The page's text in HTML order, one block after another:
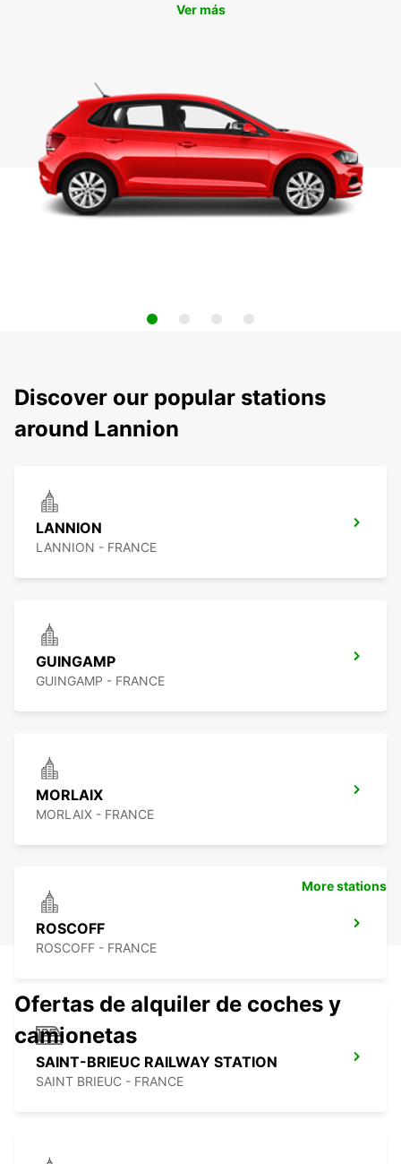
Ver más
Discover our popular stations
around Lannion
LANNION
LANNION - FRANCE
GUINGAMP
GUINGAMP - FRANCE
MORLAIX
MORLAIX - FRANCE
ROSCOFF
ROSCOFF - FRANCE
SAINT-BRIEUC RAILWAY STATION
SAINT BRIEUC - FRANCE
More stations
Ofertas de alquiler de coches y
camionetas